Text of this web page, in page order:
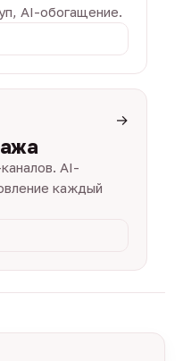
AI-обогащение.
→
AI-
каждый